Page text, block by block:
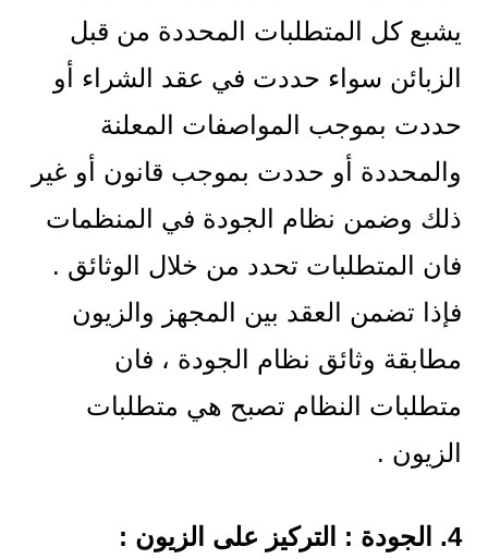
يشبع كل المتطلبات المحددة من قبل
الزبائن سواء حددت في عقد الشراء أو
حددت بموجب المواصفات المعلنة
والمحددة أو حددت بموجب قانون أو غير
ذلك وضمن نظام الجودة في المنظمات
فان المتطلبات تحدد من خلال الوثائق .
فإذا تضمن العقد بين المجهز والزيون
مطابقة وثائق نظام الجودة ، فان
متطلبات النظام تصبح هي متطلبات
الزيون .
4. الجودة : التركيز على الزيون :